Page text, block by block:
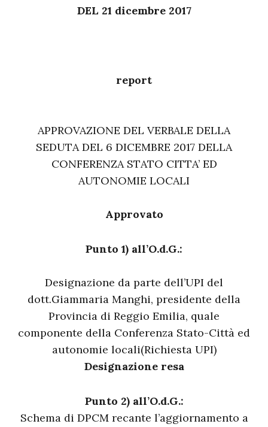
DEL 21 dicembre 2017
report
APPROVAZIONE DEL VERBALE DELLA
SEDUTA DEL 6 DICEMBRE 2017 DELLA
CONFERENZA STATO CITTA’ ED
AUTONOMIE LOCALI
Approvato
Punto 1) all’O.d.G.:
Designazione da parte dell’UPI del
dott.Giammaria Manghi, presidente della
Provincia di Reggio Emilia, quale
componente della Conferenza Stato-Città ed
autonomie locali(Richiesta UPI)
Designazione resa
Punto 2) all’O.d.G.:
Schema di DPCM recante l’aggiornamento a